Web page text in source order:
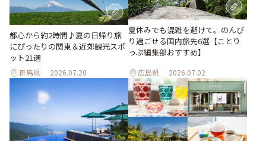
都心から約2時間♪夏の日帰り旅
にぴったりの関東＆近郊観光スポ
ット21選
群馬県 2026.07.20
夏休みでも混雑を避けて。のんび
り過ごせる国内旅先6選【ことり
っぷ編集部おすすめ】
広島県 2026.07.02